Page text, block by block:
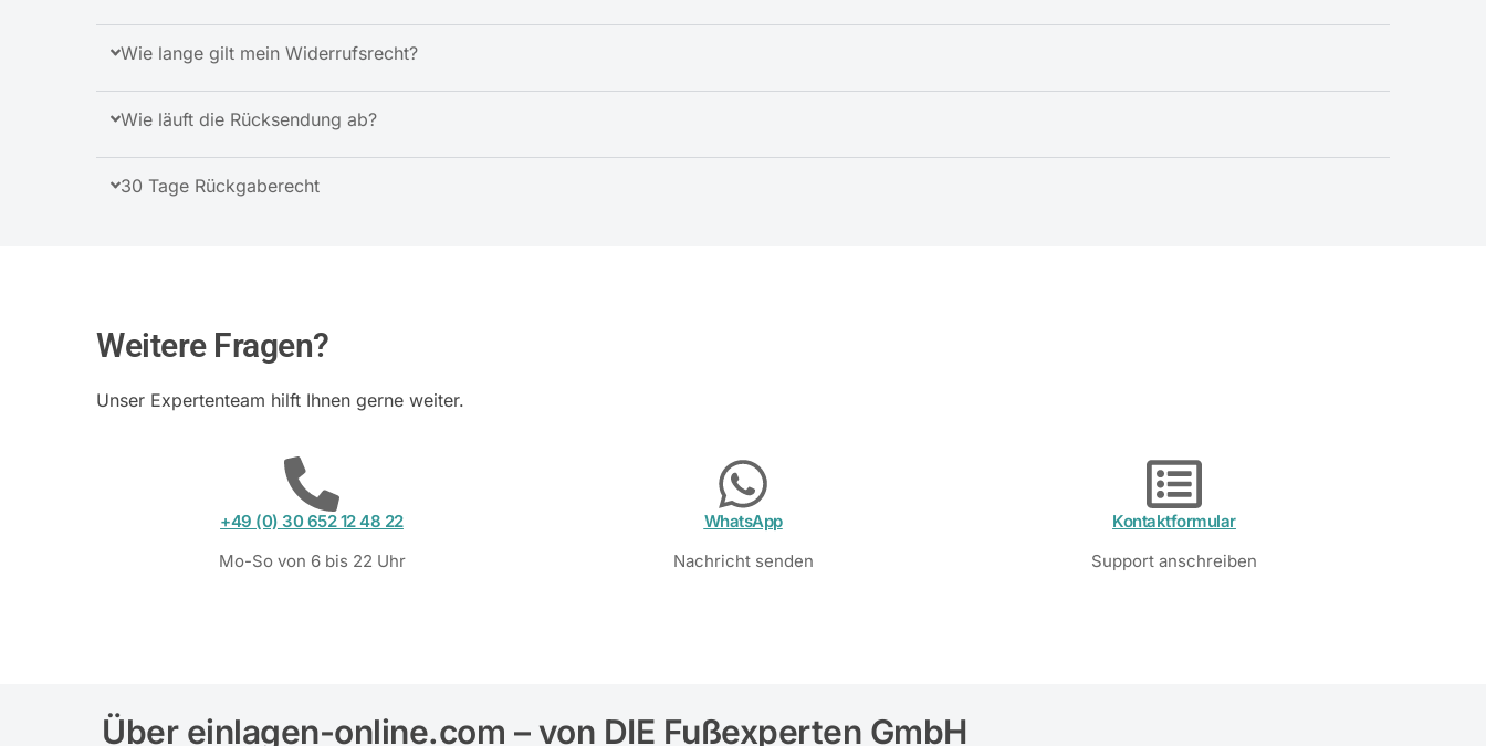
Wie lange gilt mein Widerrufsrecht?
Wie läuft die Rücksendung ab?
30 Tage Rückgaberecht
Weitere Fragen?
Unser Expertenteam hilft Ihnen gerne weiter.
+49 (0) 30 652 12 48 22
Mo-So von 6 bis 22 Uhr
WhatsApp
Nachricht senden
Kontaktformular
Support anschreiben
Über einlagen-online.com – von DIE Fußexperten GmbH